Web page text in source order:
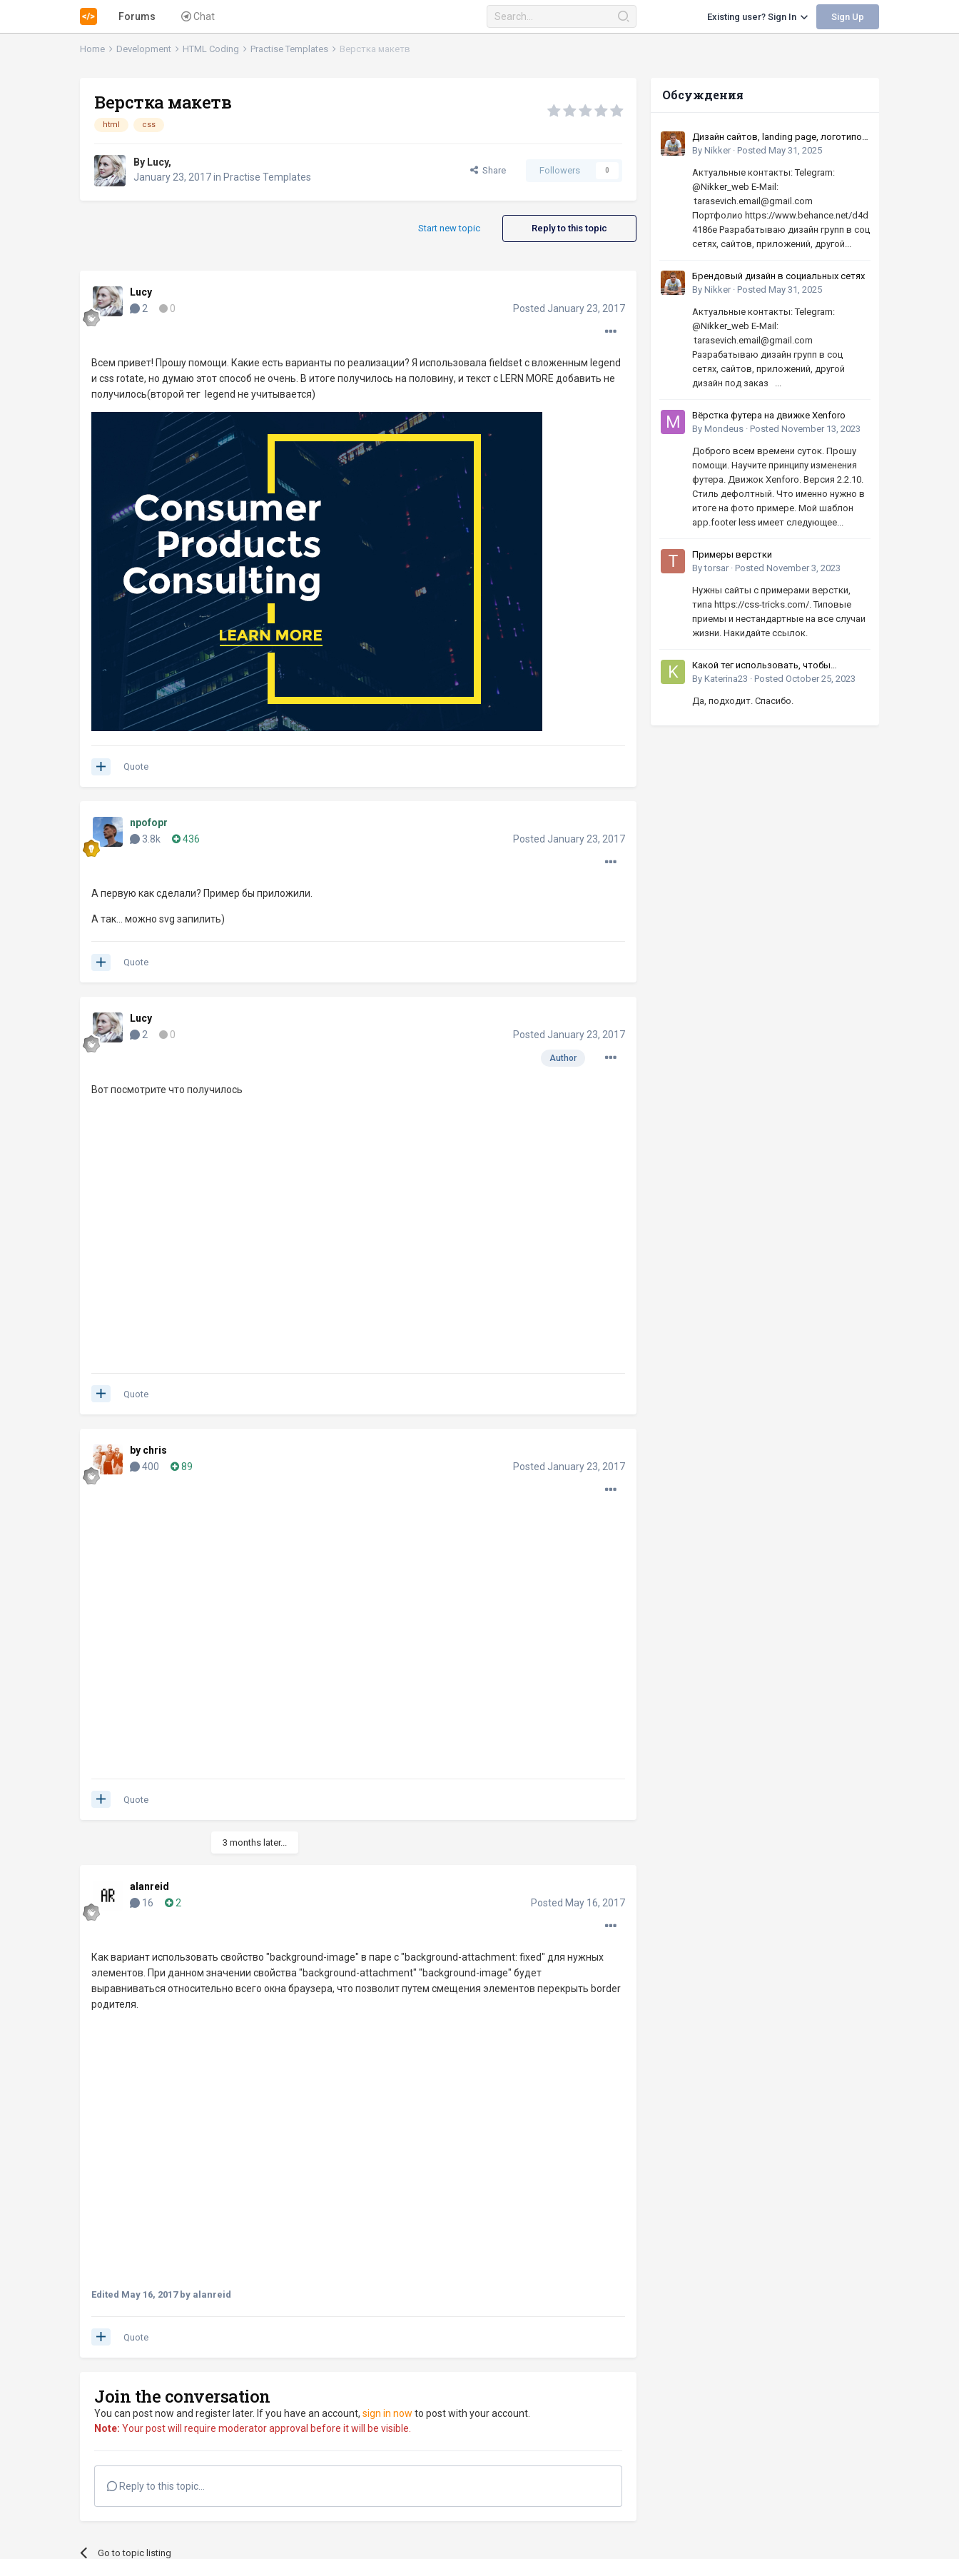
Forums Chat Existing user? Sign In Sign Up
Home Development HTML Coding Practise Templates Верстка макетв
Верстка макетв
html css
By Lucy,
January 23, 2017in Practise Templates
Share Followers 0
Reply to this topic
Start new topic
Lucy
2
0 Posted January 23, 2017
Всем привет! Прошу помощи. Какие есть варианты по реализации? Я использовала fieldset с вложенным legend
и css rotate, но думаю этот способ не очень. В итоге получилось на половину, и текст с LERN MORE добавить не
получилось(второй тег legend не учитывается)
Quote
npofopr
3.8k
436 Posted January 23, 2017
А первую как сделали? Пример бы приложили.
А так... можно svg запилить)
Quote
Lucy
2
0 Posted January 23, 2017
Author
Вот посмотрите что получилось
Quote
by chris
400
89 Posted January 23, 2017
Quote
3 months later...
alanreid
16
2 Posted May 16, 2017
Как вариант использовать свойство "background-image" в паре с "background-attachment: fixed" для нужных
элементов. При данном значении свойства "background-attachment" "background-image" будет
выравниваться относительно всего окна браузера, что позволит путем смещения элементов перекрыть border
родителя.
Edited May 16, 2017by alanreid
Quote
Join the conversation
You can post now and register later. If you have an account, sign in now to post with your account.
Note: Your post will require moderator approval before it will be visible.
Reply to this topic...
Go to topic listing
Обсуждения
Дизайн сайтов, landing page, логотипов,
баннеров, шапок | Высокое качество,
By Nikker · Posted May 31, 2025
Актуальные контакты: Telegram:
@Nikker_web E-Mail:
tarasevich.email@gmail.com
Портфолио https://www.behance.net/d4d
4186e Разрабатываю дизайн групп в соц
сетях, сайтов, приложений, другой...
Брендовый дизайн в социальных сетях
By Nikker · Posted May 31, 2025
Актуальные контакты: Telegram:
@Nikker_web E-Mail:
tarasevich.email@gmail.com
Разрабатываю дизайн групп в соц
сетях, сайтов, приложений, другой
дизайн под заказ ...
Вёрстка футера на движке Xenforo
By Mondeus · Posted November 13, 2023
Доброго всем времени суток. Прошу
помощи. Научите принципу изменения
футера. Движок Xenforo. Версия 2.2.10.
Стиль дефолтный. Что именно нужно в
итоге на фото примере. Мой шаблон
app.footer less имеет следующее...
Примеры верстки
Bytorsar · Posted November 3, 2023
Нужны сайты с примерами верстки,
типа https://css-tricks.com/. Типовые
приемы и нестандартные на все случаи
жизни. Накидайте ссылок.
Какой тег использовать, чтобы
увеличивать число кнопками вверх-
By Katerina23 · Posted October 25, 2023
Да, подходит. Спасибо.